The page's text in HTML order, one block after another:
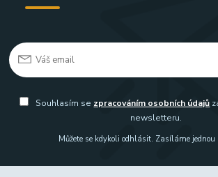
Souhlasím se zpracováním osobních údajů
newsletteru.
Můžete se kdykoli odhlásit. Zasíláme